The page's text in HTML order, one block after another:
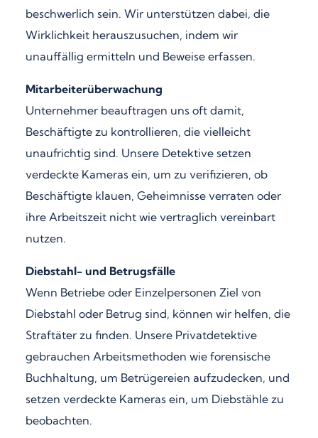
beschwerlich sein. Wir unterstützen dabei, die
Wirklichkeit herauszusuchen, indem wir
unauffällig ermitteln und Beweise erfassen.
Mitarbeiterüberwachung
Unternehmer beauftragen uns oft damit,
Beschäftigte zu kontrollieren, die vielleicht
unaufrichtig sind. Unsere Detektive setzen
verdeckte Kameras ein, um zu verifizieren, ob
Beschäftigte klauen, Geheimnisse verraten oder
ihre Arbeitszeit nicht wie vertraglich vereinbart
nutzen.
Diebstahl- und Betrugsfälle
Wenn Betriebe oder Einzelpersonen Ziel von
Diebstahl oder Betrug sind, können wir helfen, die
Straftäter zu finden. Unsere Privatdetektive
gebrauchen Arbeitsmethoden wie forensische
Buchhaltung, um Betrügereien aufzudecken, und
setzen verdeckte Kameras ein, um Diebstähle zu
beobachten.